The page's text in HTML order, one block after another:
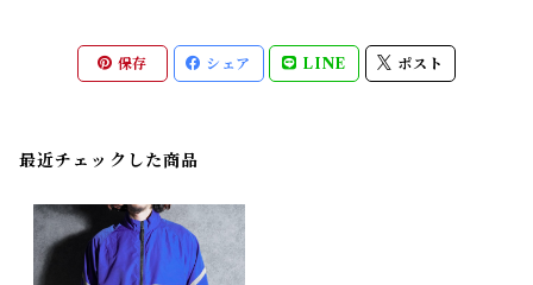
保存 シェア LINE ポスト
最近チェックした商品